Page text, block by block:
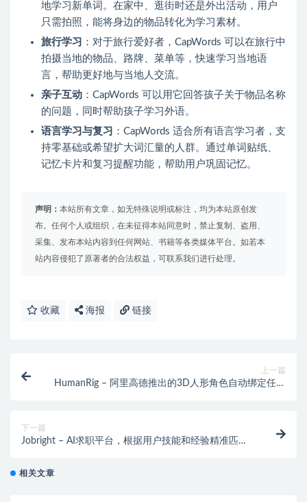
地学习新单词。在家中、逛街时还是外出活动，用户
只需拍照，能将身边的物品转化为学习素材。
旅行学习 ：对于旅行爱好者，CapWords 可以在旅行中
拍摄当地的物品、路牌、菜单等，快速学习当地语
言，帮助更好地与当地人交流。
亲子互动 ：CapWords 可以用它回答孩子关于物品名称
的问题，同时帮助孩子学习外语。
语言学习与复习 ：CapWords 适合所有语言学习者，支
持零基础或希望扩大词汇量的人群。通过单词贴纸、
记忆卡片和复习提醒功能，帮助用户巩固记忆。
声明： 本站所有文章，如无特殊说明或标注，均为本站原创发
布。任何个人或组织，在未征得本站同意时，禁止复制、盗用、
采集、发布本站内容到任何网站、书籍等各类媒体平台。如若本
站内容侵犯了原著者的合法权益，可联系我们进行处理。
收藏 海报 链接
上一篇
HumanRig – 阿里高德推出的3D人形角色自动绑定任务
下一篇
Jobright – AI求职平台，根据用户技能和经验精准匹配
相关文章